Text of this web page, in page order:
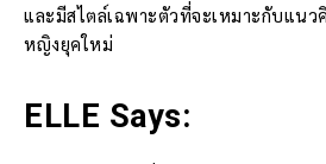
และมีสไตล์เฉพาะตัวที่จะเหมาะกับแน
หญิงยุคใหม่
ELLE Says: